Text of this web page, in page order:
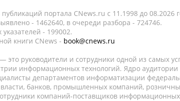
портала CNews.ru c 11.1998 до 08.2026
- 1462640, в очереди разбора - 724746.
- 199002.
книги CNews - book@cnews.ru
это руководители и сотрудники одной из самых
информационных технологий. Ядро
департаментов информатизации
власти, банков, промышленных компаний,
компаний-поставщиков информационных